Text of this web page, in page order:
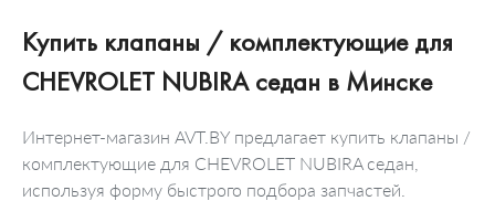
Купить клапаны / комплектующие для
CHEVROLET NUBIRA седан в Минске
Интернет-магазин AVT.BY предлагает купить клапаны /
комплектующие для CHEVROLET NUBIRA седан,
используя форму быстрого подбора запчастей.